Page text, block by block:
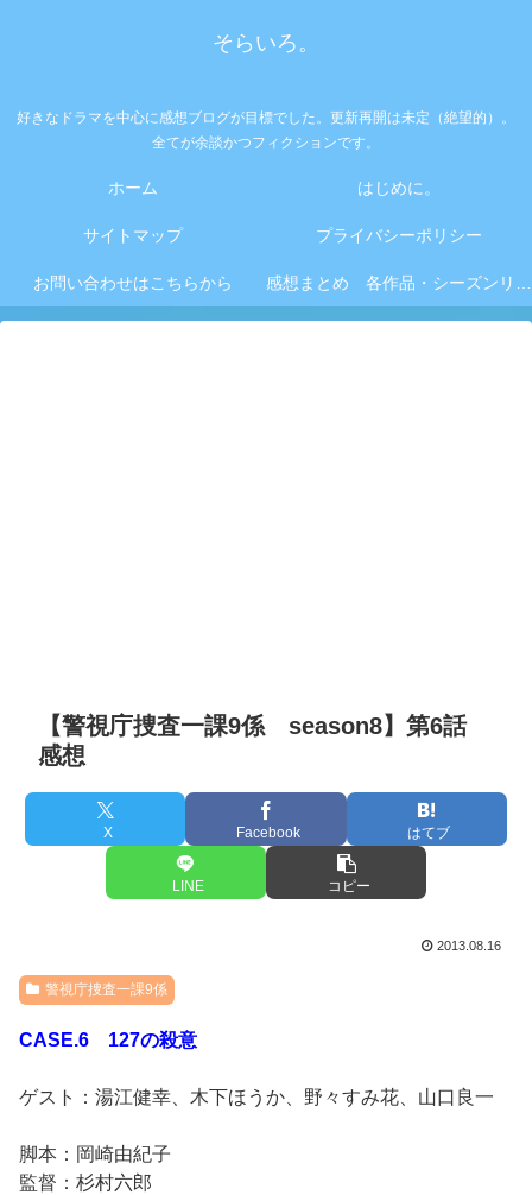
そらいろ。
好きなドラマを中心に感想ブログが目標でした。更新再開は未定（絶望的）。
全てが余談かつフィクションです。
ホーム はじめに。
サイトマップ プライバシーポリシー
お問い合わせはこちらから 感想まとめ 各作品・シーズンリンク集
【警視庁捜査一課9係 season8】第6話
感想
X Facebook はてブ
LINE コピー
2013.08.16
警視庁捜査一課9係
CASE.6 127の殺意
ゲスト：湯江健幸、木下ほうか、野々すみ花、山口良一
脚本：岡崎由紀子
監督：杉村六郎